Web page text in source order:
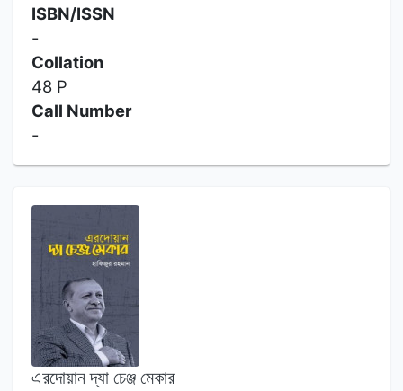
ISBN/ISSN
-
Collation
48 P
Call Number
-
এরদোয়ান দ্যা চেঞ্জ মেকার